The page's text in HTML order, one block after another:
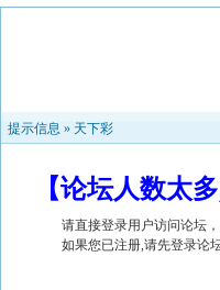
提示信息 » 天下彩
【论坛人数太
请直接登录用户访问论坛
如果您已注册,请先登录论